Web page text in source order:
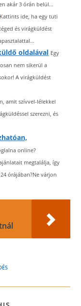
akár 3 órán belül...
Kattints ide, ha egy tuti
és virágküldést
oldalával Egy
nem sikerül a
A virágküldést
amit szívvel-lélekkel
szerezni, és
online?
megtalálja, így
órájában?Ne várjon